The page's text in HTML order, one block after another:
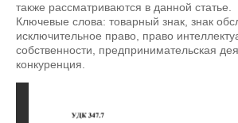
также рассматриваются в данной статье.
Ключевые слова: товарный знак, знак
исключительное право, право
собственности, предпринимательская
конкуренция.